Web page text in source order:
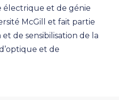
électrique et de génie
McGill et fait partie
de sensibilisation de la
et de